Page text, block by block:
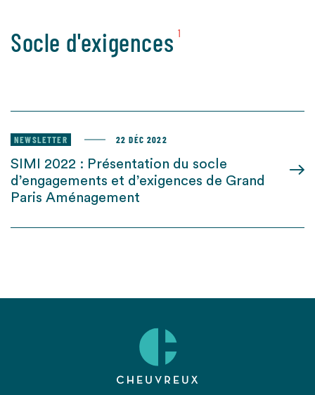
Socle d'exigences 1
NEWSLETTER 22 DÉC 2022
SIMI 2022 : Présentation du socle
d’engagements et d’exigences de Grand
Paris Aménagement